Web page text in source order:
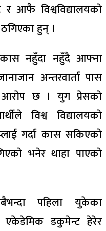
विश्वविद्यालयकाे
ठगिएका हुन् ।
नहुँदा नहुँदै आफ्ना
अन्तरवार्ता पास
आराेप छ । युग प्रेसकाे
विश्व विद्यालयकाे
गर्दा कास सकिएकाे
भनेर थाहा पाएकाे
पहिला युकेका
एकेडेमिक डकुमेन्ट हेरेर